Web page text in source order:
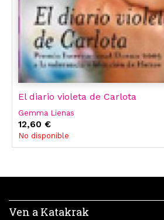
El diario violeta de Carlota
Gemma Lienas
12,60 €
No disponible
Ven a Katakrak